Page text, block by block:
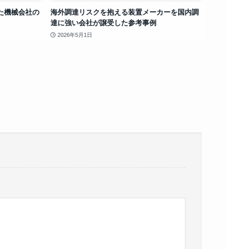
機械会社の
海外調達リスクを抱える装置メーカーを国内調
達に強い会社が譲受した参考事例
2026年5月1日